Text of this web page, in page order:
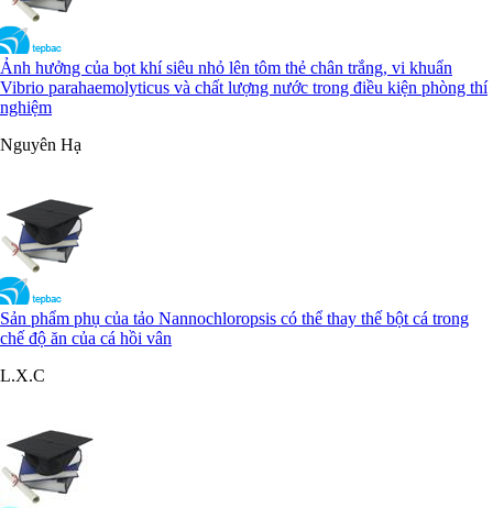
Ảnh hưởng của bọt khí siêu nhỏ lên tôm thẻ chân trắng, vi khuẩn
Vibrio parahaemolyticus và chất lượng nước trong điều kiện phòng thí
nghiệm
Nguyên Hạ
Sản phẩm phụ của tảo Nannochloropsis có thể thay thế bột cá trong
chế độ ăn của cá hồi vân
L.X.C